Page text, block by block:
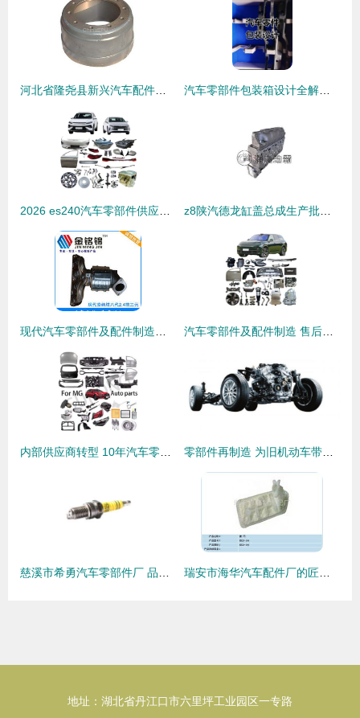
地址：湖北省丹江口市六里坪工业园区一专路